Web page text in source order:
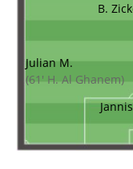
B.
Julian M.
(61' H. Al Ghanem)